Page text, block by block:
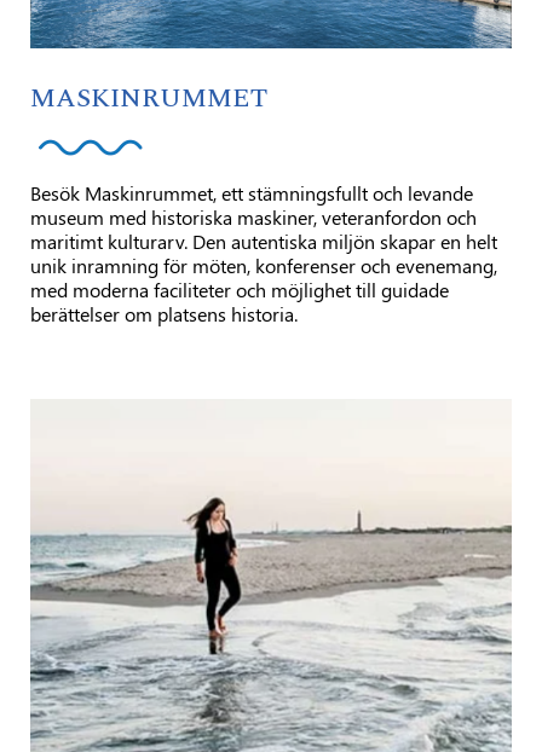
MASKINRUMMET
Besök Maskinrummet, ett stämningsfullt och levande
museum med historiska maskiner, veteranfordon och
maritimt kulturarv. Den autentiska miljön skapar en helt
unik inramning för möten, konferenser och evenemang,
med moderna faciliteter och möjlighet till guidade
berättelser om platsens historia.